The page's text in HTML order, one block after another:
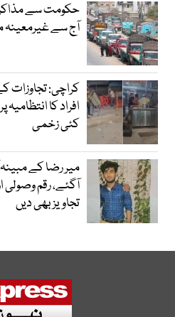
حکومت سے
آج سے غیرمعینہ
کراچی: تجاوزات
افراد کا
کئی زخمی
میر رضا کے
آگئے، رقم
تجاویز بھی دیں